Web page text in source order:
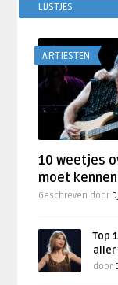
LIJSTJES
ARTIESTEN
10 weetjes
moet kennen
Geschreven door
Top
door